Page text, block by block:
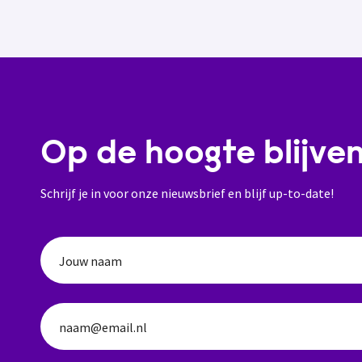
Op de hoogte
Schrijf je in voor onze nieuwsbrief en blijf up-to-date!
Jouw naam
naam@email.nl